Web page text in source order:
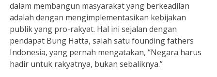
dalam membangun masyarakat yang berkeadilan
adalah dengan mengimplementasikan kebijakan
publik yang pro-rakyat. Hal ini sejalan dengan
pendapat Bung Hatta, salah satu founding fathers
Indonesia, yang pernah mengatakan, “Negara harus
hadir untuk rakyatnya, bukan sebaliknya.”